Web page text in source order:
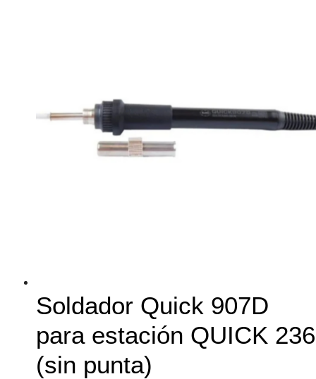
Soldador Quick 907D
para estación QUICK 236
(sin punta)